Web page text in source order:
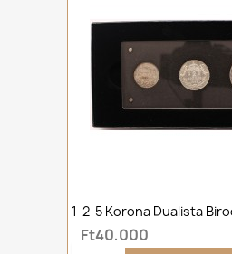
1-2-5 Korona Dualista
Ft40,000